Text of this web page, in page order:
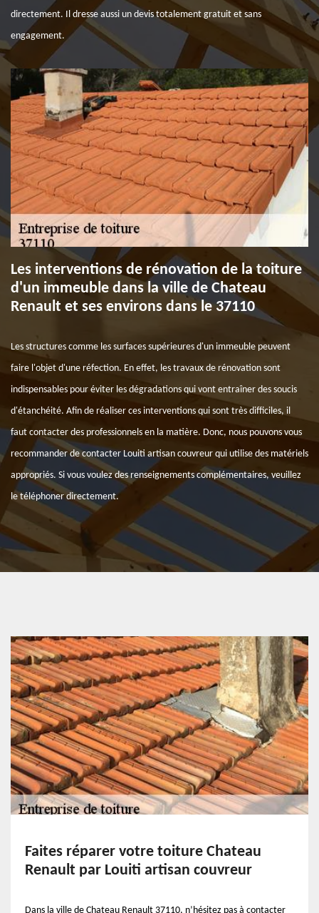
directement. Il dresse aussi un devis totalement gratuit et sans
engagement.
Les interventions de rénovation de la toiture
d'un immeuble dans la ville de Chateau
Renault et ses environs dans le 37110
Les structures comme les surfaces supérieures d'un immeuble peuvent
faire l'objet d'une réfection. En effet, les travaux de rénovation sont
indispensables pour éviter les dégradations qui vont entraîner des soucis
d'étanchéité. Afin de réaliser ces interventions qui sont très difficiles, il
faut contacter des professionnels en la matière. Donc, nous pouvons vous
recommander de contacter Louiti artisan couvreur qui utilise des matériels
appropriés. Si vous voulez des renseignements complémentaires, veuillez
le téléphoner directement.
Faites réparer votre toiture Chateau
Renault par Louiti artisan couvreur
Dans la ville de Chateau Renault 37110, n’hésitez pas à contacter